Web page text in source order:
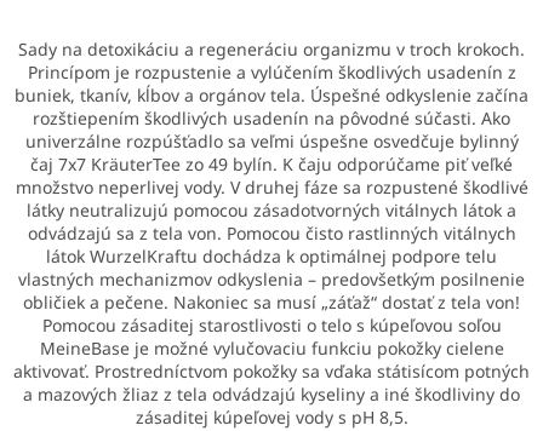
Sady na detoxikáciu a regeneráciu organizmu v troch krokoch.
Princípom je rozpustenie a vylúčením škodlivých usadenín z
buniek, tkanív, kĺbov a orgánov tela. Úspešné odkyslenie začína
rozštiepením škodlivých usadenín na pôvodné súčasti. Ako
univerzálne rozpúšťadlo sa veľmi úspešne osvedčuje bylinný
čaj 7x7 KräuterTee zo 49 bylín. K čaju odporúčame piť veľké
množstvo neperlivej vody. V druhej fáze sa rozpustené škodlivé
látky neutralizujú pomocou zásadotvorných vitálnych látok a
odvádzajú sa z tela von. Pomocou čisto rastlinných vitálnych
látok WurzelKraftu dochádza k optimálnej podpore telu
vlastných mechanizmov odkyslenia – predovšetkým posilnenie
obličiek a pečene. Nakoniec sa musí „záťaž“ dostať z tela von!
Pomocou zásaditej starostlivosti o telo s kúpeľovou soľou
MeineBase je možné vylučovaciu funkciu pokožky cielene
aktivovať. Prostredníctvom pokožky sa vďaka státisícom potných
a mazových žliaz z tela odvádzajú kyseliny a iné škodliviny do
zásaditej kúpeľovej vody s pH 8,5.